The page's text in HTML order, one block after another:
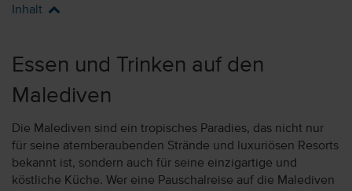
Inhalt
Essen und Trinken auf den
Malediven
Die Malediven sind ein tropisches Paradies, das nicht nur
für seine atemberaubenden Strände und luxuriösen Resorts
bekannt ist, sondern auch für seine einzigartige und
köstliche Küche. Wer eine Pauschalreise auf die Malediven